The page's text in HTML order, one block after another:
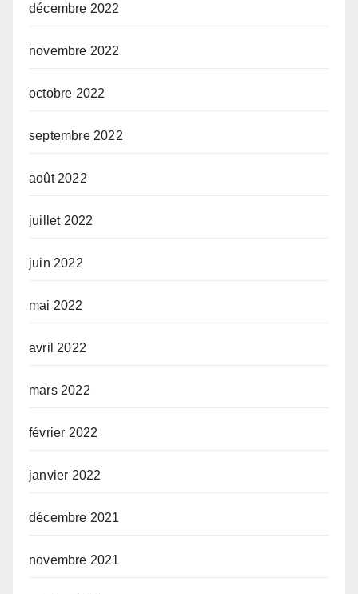
décembre 2022
novembre 2022
octobre 2022
septembre 2022
août 2022
juillet 2022
juin 2022
mai 2022
avril 2022
mars 2022
février 2022
janvier 2022
décembre 2021
novembre 2021